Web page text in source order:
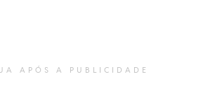
APÓS A PUBLICIDADE